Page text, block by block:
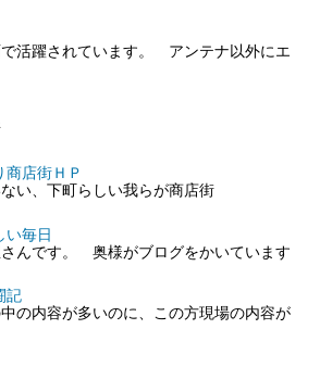
活躍されています。 アンテナ以外にエ
商店街ＨＰ
い、下町らしい我らが商店街
い毎日
んです。 奥様がブログをかいています
記
の内容が多いのに、この方現場の内容が